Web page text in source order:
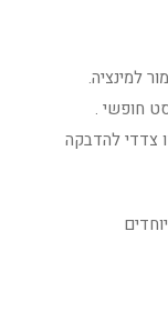
חופשי .
צדדי להדבקה